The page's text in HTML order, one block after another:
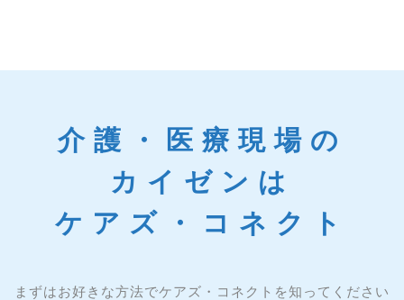
介護・医療現場の
カイゼンは
ケアズ・コネクト
まずはお好きな方法でケアズ・コネクトを知ってください